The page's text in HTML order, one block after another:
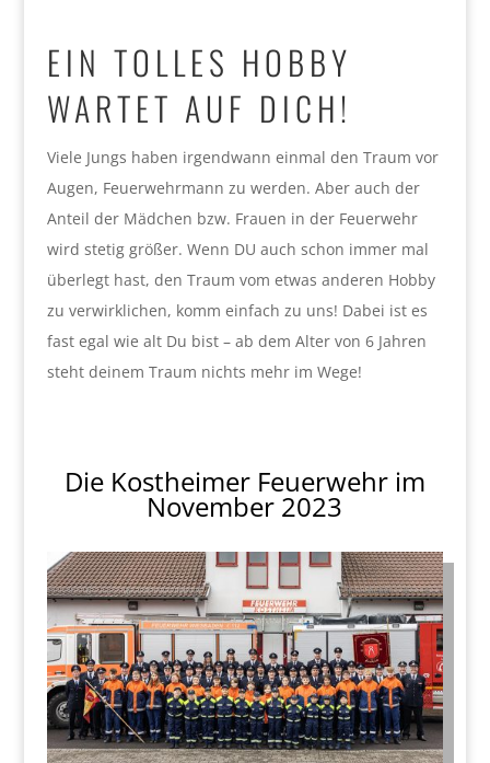
EIN TOLLES HOBBY
WARTET AUF DICH!
Viele Jungs haben irgendwann einmal den Traum vor
Augen, Feuerwehrmann zu werden. Aber auch der
Anteil der Mädchen bzw. Frauen in der Feuerwehr
wird stetig größer. Wenn DU auch schon immer mal
überlegt hast, den Traum vom etwas anderen Hobby
zu verwirklichen, komm einfach zu uns! Dabei ist es
fast egal wie alt Du bist – ab dem Alter von 6 Jahren
steht deinem Traum nichts mehr im Wege!
Die Kostheimer Feuerwehr im
November 2023